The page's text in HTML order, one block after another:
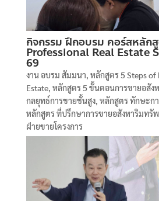
กิจกรรม ฝึกอบรม คอร์สหลัก
Professional Real Estate
69
งาน อบรม สัมมนา, หลักสูตร 5 Steps of
Estate, หลักสูตร 5 ขั้นตอนการขายอสัง
กลยุทธ์การขายชั้นสูง, หลักสูตร ทักษะก
หลักสูตร ที่ปรึกษาการขายอสังหาริมทรั
ฝ่ายขายโครงการ